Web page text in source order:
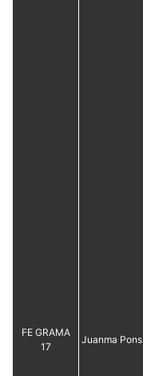
FE GRAMA
17
Juanma Pons